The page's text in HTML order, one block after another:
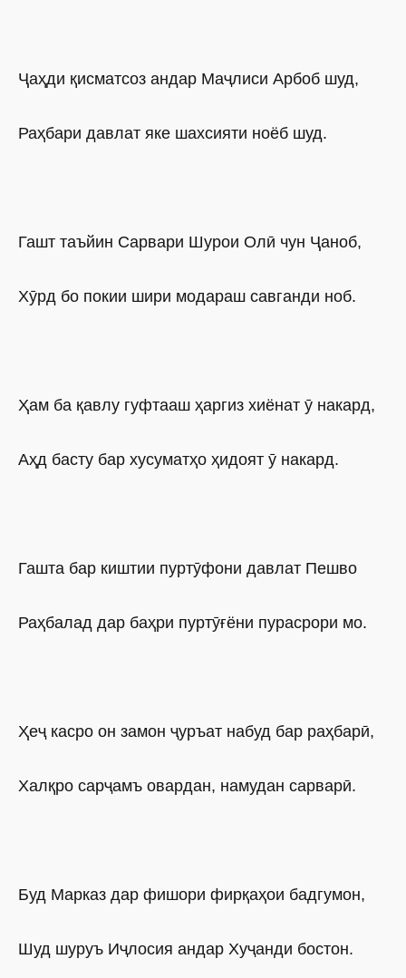
Ҷаҳди қисматсоз андар Маҷлиси Арбоб шуд,
Раҳбари давлат яке шахсияти ноёб шуд.
Гашт таъйин Сарвари Шурои Олӣ чун Ҷаноб,
Хӯрд бо покии шири модараш савганди ноб.
Ҳам ба қавлу гуфтааш ҳаргиз хиёнат ӯ накард,
Аҳд басту бар хусуматҳо ҳидоят ӯ накард.
Гашта бар киштии пуртӯфони давлат Пешво
Раҳбалад дар баҳри пуртӯғёни пурасрори мо.
Ҳеҷ касро он замон ҷуръат набуд бар раҳбарӣ,
Халқро сарҷамъ овардан, намудан сарварӣ.
Буд Марказ дар фишори фирқаҳои бадгумон,
Шуд шуруъ Иҷлосия андар Хуҷанди бостон.